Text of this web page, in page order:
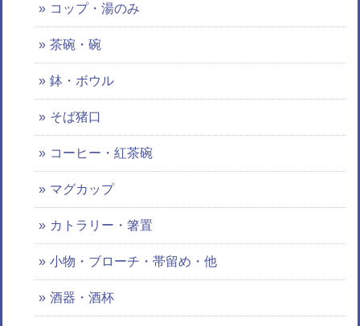
コップ・湯のみ
茶碗・碗
鉢・ボウル
そば猪口
コーヒー・紅茶碗
マグカップ
カトラリー・箸置
小物・ブローチ・帯留め・他
酒器・酒杯